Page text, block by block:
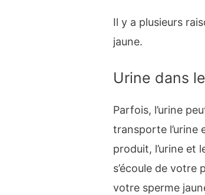
Il y a plusieurs
jaune.
Urine dans
Parfois, l’urine
transporte l’urine
produit, l’urine et
s’écoule de votre
votre sperme